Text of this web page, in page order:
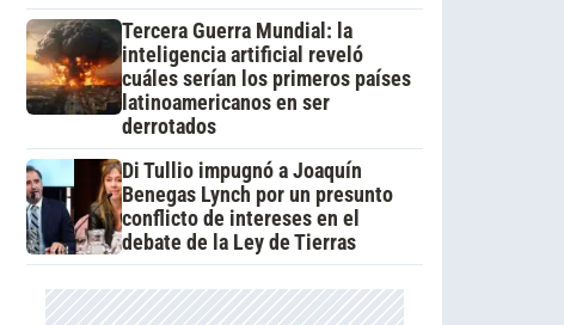
Tercera Guerra Mundial: la
inteligencia artificial reveló
cuáles serían los primeros países
latinoamericanos en ser
derrotados
Di Tullio impugnó a Joaquín
Benegas Lynch por un presunto
conflicto de intereses en el
debate de la Ley de Tierras